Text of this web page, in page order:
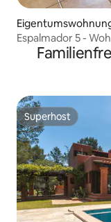
Espalmador 5 -
Superhost
Superhost